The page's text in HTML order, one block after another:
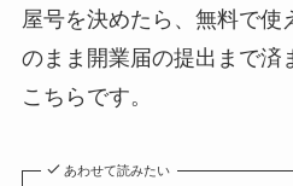
屋号を決めたら、無料で使
のまま開業届の提出まで済
こちらです。
あわせて読みたい